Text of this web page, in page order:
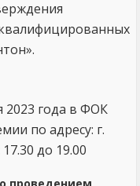
2023 года в ФОК
по адресу: г.
до 19.00